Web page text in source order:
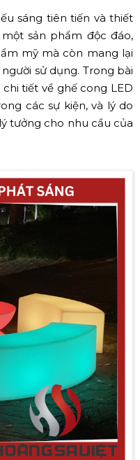
sáng tiên tiến và thiết
sản phẩm độc đáo,
mỹ mà còn mang lại
sử dụng. Trong bài
tiết về ghế cong LED
các sự kiện, và lý do
tưởng cho nhu cầu của